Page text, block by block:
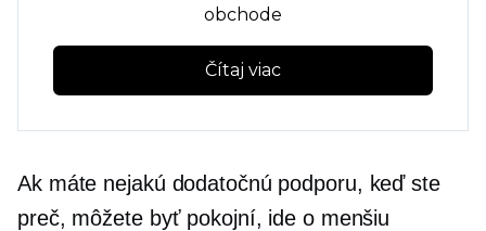
obchode
Čítaj viac
Ak máte nejakú dodatočnú podporu, keď ste
preč, môžete byť pokojní, ide o menšiu